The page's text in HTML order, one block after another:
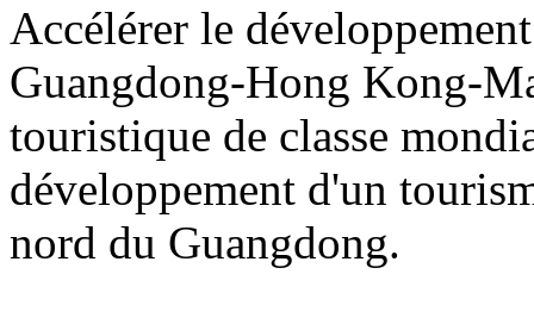
Accélérer le
Guangdong-Hong Kong-
touristique de classe
développement d'un
nord du Guangdong.